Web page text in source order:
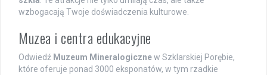
wzbogacają Twoje doświadczenia kulturowe.
Muzea i centra edukacyjne
Odwiedź Muzeum Mineralogicznew Szklarskiej Porębie,
które oferuje ponad 3000 eksponatów, w tym rzadkie